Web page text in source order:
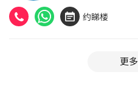
约睇楼
更多